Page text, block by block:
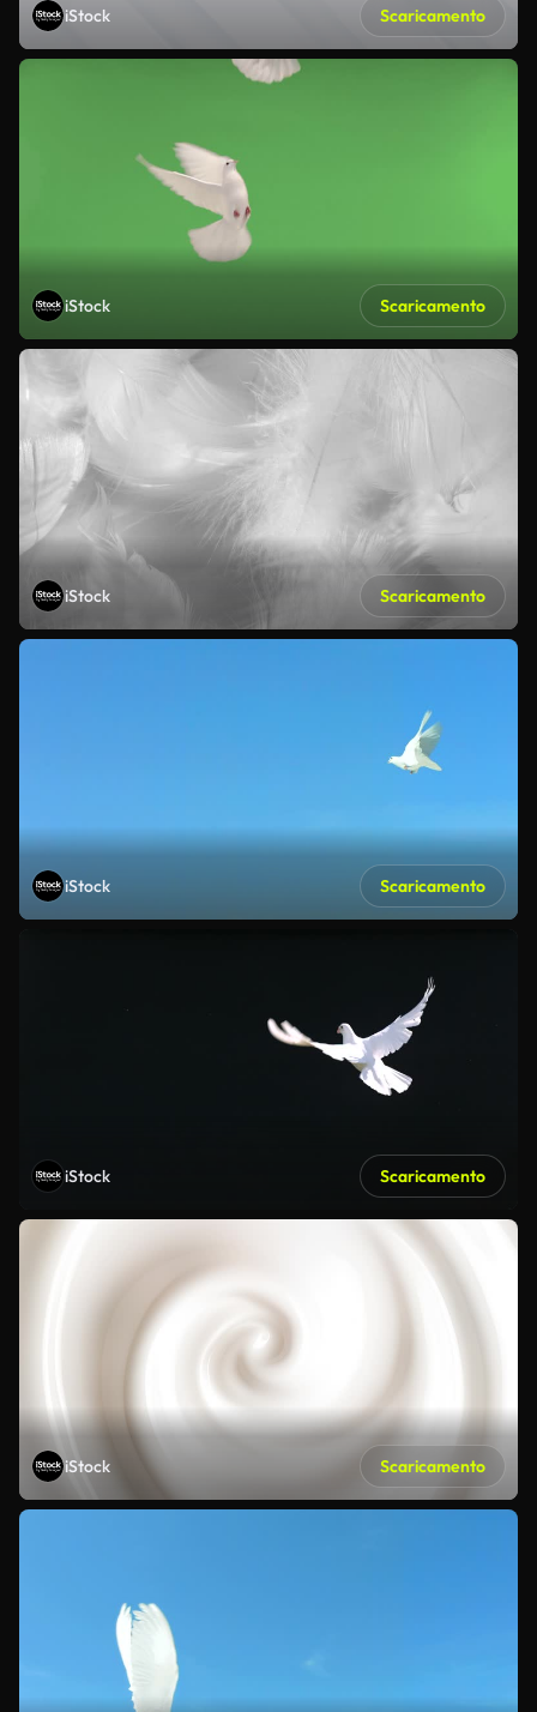
iStock Scaricamento
iStock Scaricamento
iStock Scaricamento
iStock Scaricamento
iStock Scaricamento
iStock Scaricamento